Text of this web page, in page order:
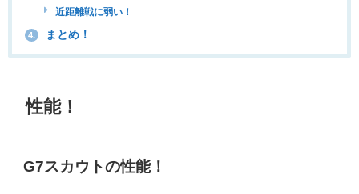
近距離戦に弱い！
4. まとめ！
性能！
G7スカウトの性能！